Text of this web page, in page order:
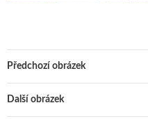
Předchozí obrázek
Další obrázek